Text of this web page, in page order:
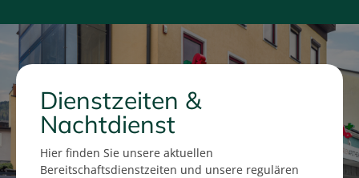
Dienstzeiten &
Nachtdienst
Hier finden Sie unsere aktuellen
Bereitschaftsdienstzeiten und unsere regulären